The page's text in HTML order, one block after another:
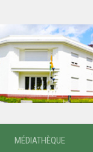
MÉDIATHÈQUE